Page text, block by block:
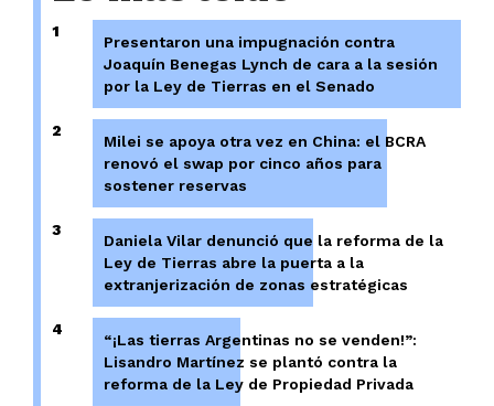
1
Presentaron una impugnación contra
Joaquín Benegas Lynch de cara a la sesión
por la Ley de Tierras en el Senado
2
Milei se apoya otra vez en China: el BCRA
renovó el swap por cinco años para
sostener reservas
3
Daniela Vilar denunció que la reforma de la
Ley de Tierras abre la puerta a la
extranjerización de zonas estratégicas
4
“¡Las tierras Argentinas no se venden!”:
Lisandro Martínez se plantó contra la
reforma de la Ley de Propiedad Privada